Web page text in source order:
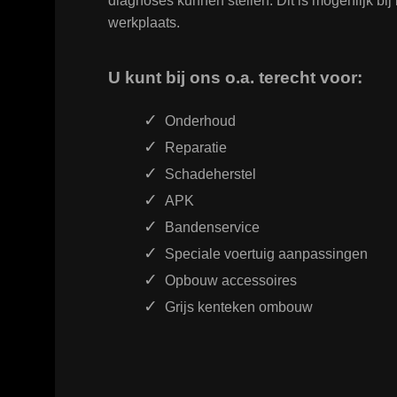
werkplaats.
U kunt bij ons o.a. terecht voor:
Onderhoud
Reparatie
Schadeherstel
APK
Bandenservice
Speciale voertuig aanpassingen
Opbouw accessoires
Grijs kenteken ombouw